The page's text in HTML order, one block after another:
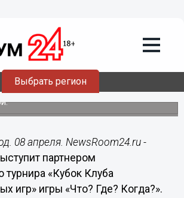
Выбрать регион
выступит партнером
турнира игры «Что?
участие более 30 команд по шесть
08 апреля. NewsRoom24.ru -
партнером
турнира «Кубок Клуба
игр» игры «Что? Где? Когда?».